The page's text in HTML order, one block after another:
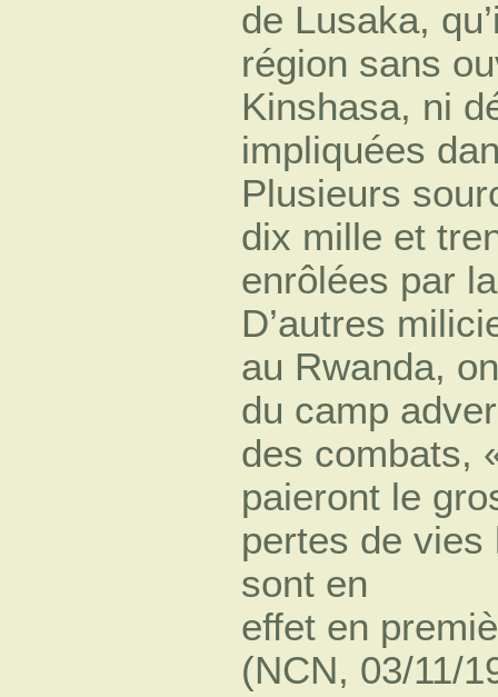
de Lusaka,
région sans
Kinshasa, ni
impliquées
Plusieurs
dix mille et
enrôlées par
D’autres
au Rwanda,
du camp
des combats,
paieront le
pertes de vies
sont en
effet en
(NCN, 03/11/